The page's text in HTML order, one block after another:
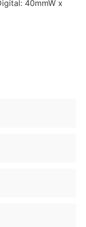
40mmW x